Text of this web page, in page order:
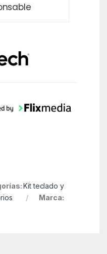
Kit teclado y
Marca: